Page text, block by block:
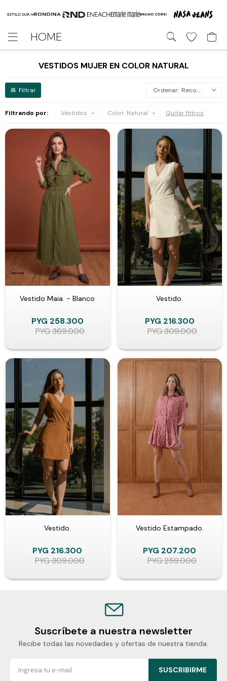
HOME

VESTIDOS MUJER EN COLOR NATURAL
Recomendados
Filtrando por: Vestidos Color: Natural Quitar filtros
Vestido Maia. - Blanco
PYG 258.300
PYG369.000
Vestido.
PYG 216.300
PYG309.000
Vestido.
PYG 216.300
PYG309.000
Vestido Estampado.
PYG 207.200
PYG259.000
Suscríbete a nuestra newsletter
Recibe todas las novedades y ofertas de nuestra tienda.
SUSCRIBIRME